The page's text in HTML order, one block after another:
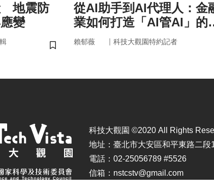
地震防
變
儲存書籤
從AI助手到AI代理人：金
業如何打造「AI管AI」的
治理模式？
賴郁薇 ｜ 科技大觀園特約記者
科技大觀園 ©2020 All Rights
地址：臺北市大安區和平東路二段
電話：02-25056789 #5526
信箱：nstcstv@gmail.com